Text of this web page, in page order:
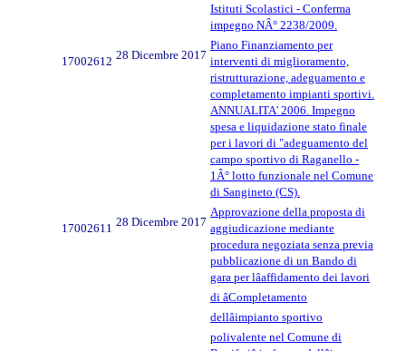
Istituti Scolastici - Conferma
impegno NÂ° 2238/2009.
17002612 28 Dicembre 2017
Piano Finanziamento per
interventi di miglioramento,
ristrutturazione, adeguamento e
completamento impianti sportivi.
ANNUALITA' 2006. Impegno
spesa e liquidazione stato finale
per i lavori di "adeguamento del
campo sportivo di Raganello -
1Â° lotto funzionale nel Comune
di Sangineto (CS).
17002611 28 Dicembre 2017
Approvazione della proposta di
aggiudicazione mediante
procedura negoziata senza previa
pubblicazione di un Bando di
gara per lâaffidamento dei lavori
di âCompletamento
dellâimpianto sportivo
polivalente nel Comune di